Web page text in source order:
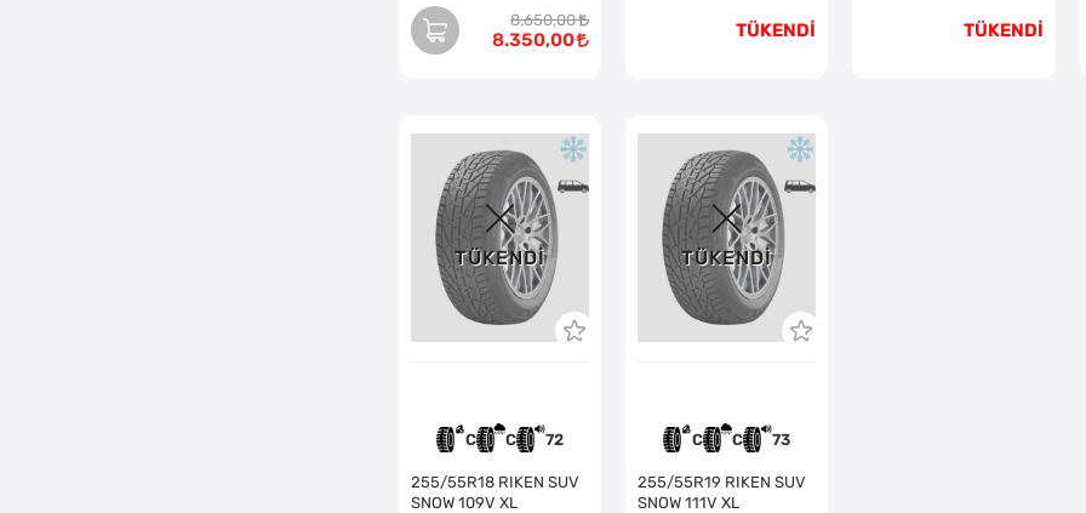
8.650,00
8.350,00 TÜKENDİ TÜKENDİ
TÜKENDI
C C 72
255/55R18 RIKEN SUV
SNOW 109V XL
TÜKENDI
C C 73
255/55R19 RIKEN SUV
SNOW 111V XL